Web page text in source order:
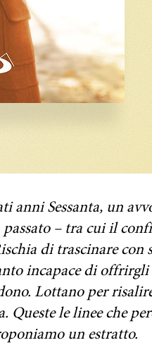
anni Sessanta, un
passato – tra cui il
di trascinare con
incapace di
Lottano per
Queste le linee
un estratto.